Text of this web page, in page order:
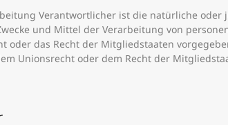
Verantwortlicher ist die natürliche
und Mittel der Verarbeitung von
oder das Recht der Mitgliedstaaten
Unionsrecht oder dem Recht der